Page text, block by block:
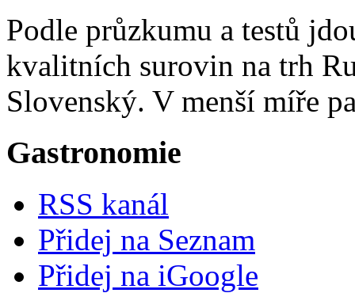
Podle průzkumu a testů
kvalitních surovin na trh
Slovenský. V menší míře
Gastronomie
RSS kanál
Přidej na Seznam
Přidej na iGoogle